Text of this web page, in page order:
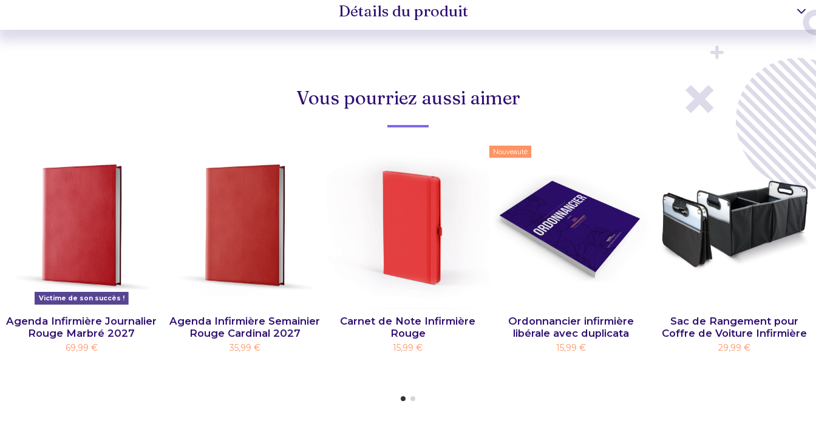
Détails du produit
Vous pourriez aussi aimer
Victime de son succès !
Agenda Infirmière Journalier
Rouge Marbré 2027
69,99 €
Agenda Infirmière Semainier
Rouge Cardinal 2027
35,99 €
Carnet de Note Infirmière
Rouge
15,99 €
Nouveauté
Ordonnancier infirmière
libérale avec duplicata
15,99 €
Sac de Rangement pour
Coffre de Voiture Infirmière
29,99 €